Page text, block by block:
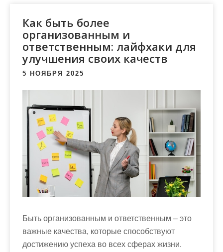
Как быть более
организованным и
ответственным: лайфхаки для
улучшения своих качеств
5 НОЯБРЯ 2025
Быть организованным и ответственным – это
важные качества, которые способствуют
достижению успеха во всех сферах жизни.